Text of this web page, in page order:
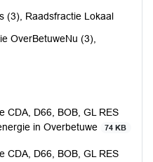
(3), Raadsfractie Lokaal
OverBetuweNu (3),
CDA, D66, BOB, GL RES
in Overbetuwe
74 KB
CDA, D66, BOB, GL RES